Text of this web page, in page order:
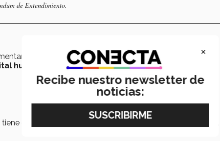
de Entendimiento.
la eficienciade todos los esfuerzos desplegados
humano en México.
tiene el objetivo de
con la
×
Recibe nuestro newsletter de
noticias: